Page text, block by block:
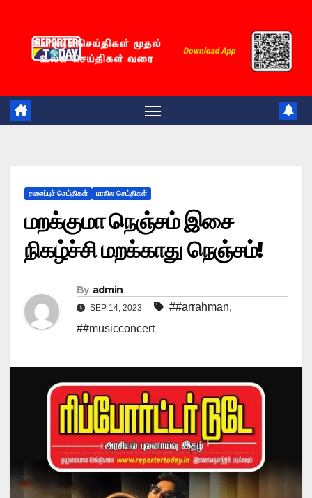
content
தலைப்புச் செய்திகள் மாநில செய்திகள்
மறக்குமா நெஞ்சம் இசை
நிகழ்ச்சி மறக்காது நெஞ்சம்!
By admin
SEP 14, 2023 ##arrahman,
##musicconcert